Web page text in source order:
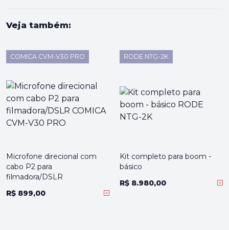
Veja também:
COMICA CVM-V30 PRO
Microfone direcional com
cabo P2 para
filmadora/DSLR
R$ 899,00
RODE NTG-2K
Kit completo para boom -
básico
R$ 8.980,00